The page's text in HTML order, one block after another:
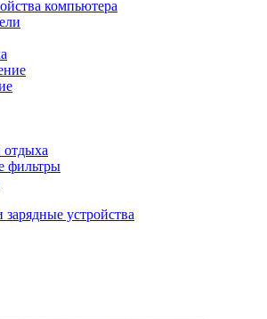
компьютера
отдыха
фильтры
устройства